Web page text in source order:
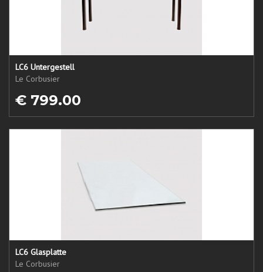
LC6 Untergestell
Le Corbusier
€ 799.00
LC6 Glasplatte
Le Corbusier